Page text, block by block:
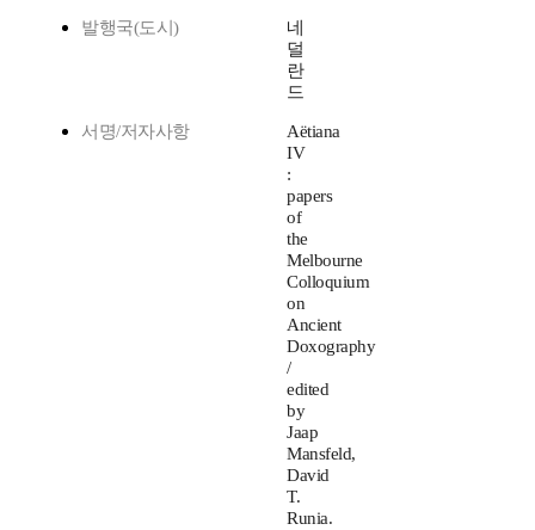
발행국(도시)
네
덜
란
드
서명/저자사항
Aëtiana
IV
:
papers
of
the
Melbourne
Colloquium
on
Ancient
Doxography
/
edited
by
Jaap
Mansfeld,
David
T.
Runia.